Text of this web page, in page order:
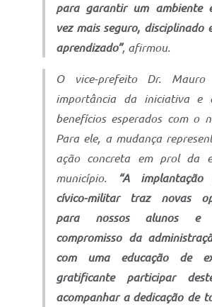
para garantir um ambiente
vez mais seguro, disciplinado
aprendizado”, afirmou.
O vice-prefeito Dr.
importância da iniciativa e
benefícios esperados com o
Para ele, a mudança
ação concreta em prol da
município.
“A
cívico-militar traz novas
para nossos alunos e
compromisso da
com uma educação de
gratificante participar
acompanhar a dedicação de